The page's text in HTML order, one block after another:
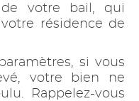
de votre bail, qui
résidence de
si vous
votre bien ne
Rappelez-vous